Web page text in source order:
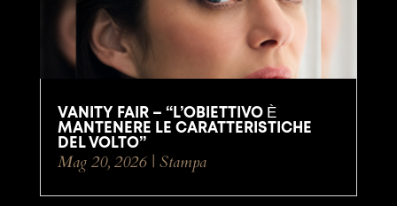
VANITY FAIR – “L’OBIETTIVO È
MANTENERE LE CARATTERISTICHE
DEL VOLTO”
Mag 20, 2026| Stampa